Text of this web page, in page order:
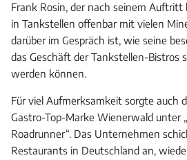
Frank Rosin, der nach seinem Auftritt
in Tankstellen offenbar mit vielen
darüber im Gespräch ist, wie seine
das Geschäft der Tankstellen-Bistros
werden können.
Für viel Aufmerksamkeit sorgte auch
Gastro-Top-Marke Wienerwald unter
Roadrunner“. Das Unternehmen
Restaurants in Deutschland an,